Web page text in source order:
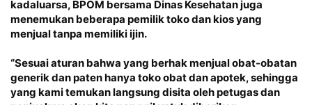
kadaluarsa, BPOM bersama Dinas Kesehatan juga
menemukan beberapa pemilik toko dan kios yang
menjual tanpa memiliki ijin.
“Sesuai aturan bahwa yang berhak menjual obat-obatan
generik dan paten hanya toko obat dan apotek, sehingga
yang kami temukan langsung disita oleh petugas dan